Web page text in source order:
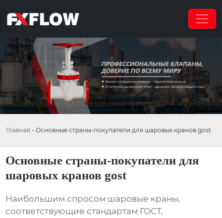
Главная - Основные страны-покупатели для шаровых кранов gost
Основные страны-покупатели для
шаровых кранов gost
Наибольшим спросом шаровые краны,
соответствующие стандартам ГОСТ,